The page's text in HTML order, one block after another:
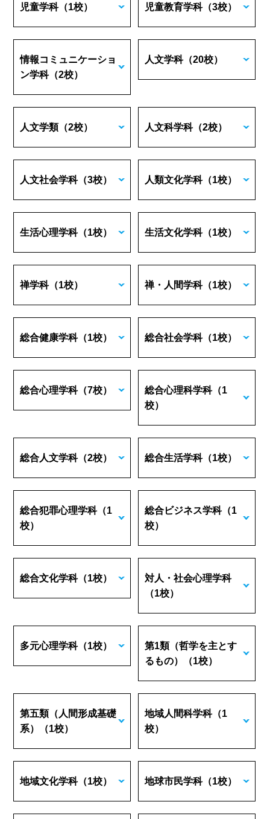
児童学科（1校） 児童教育学科（3校）
情報コミュニケーショ
ン学科（2校）
人文学科（20校）
人文学類（2校） 人文科学科（2校）
人文社会学科（3校） 人類文化学科（1校）
生活心理学科（1校） 生活文化学科（1校）
禅学科（1校） 禅・人間学科（1校）
総合健康学科（1校） 総合社会学科（1校）
総合心理学科（7校） 総合心理科学科（1
校）
総合人文学科（2校） 総合生活学科（1校）
総合犯罪心理学科（1
校）
総合ビジネス学科（1
校）
総合文化学科（1校）
対人・社会心理学科
（1校）
多元心理学科（1校）
第1類（哲学を主とす
るもの）
（1校）
第五類（人間形成基礎
系）
（1校）
地域人間科学科（1
校）
地域文化学科（1校） 地球市民学科（1校）